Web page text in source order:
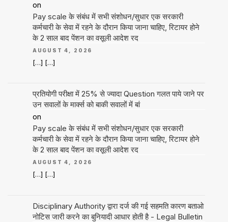
on
Pay scale के संबंध में सभी संशोधन/सुधार एक सरकारी
कर्मचारी के सेवा में रहने के दौरान किया जाना चाहिए, रिटायर होने
के 2 साल बाद पेंशन का वसूली आदेश रद
AUGUST 4, 2026
[…] […]
प्रतियोगी परीक्षा में 25% से ज्यादा Question गलत पाये जाने पर
उन सवालों के मार्क्स को बाकी सवालों में बां
on
Pay scale के संबंध में सभी संशोधन/सुधार एक सरकारी
कर्मचारी के सेवा में रहने के दौरान किया जाना चाहिए, रिटायर होने
के 2 साल बाद पेंशन का वसूली आदेश रद
AUGUST 4, 2026
[…] […]
Disciplinary Authority द्वारा दर्ज की गई सहमति कारण बताओ
नोटिस जारी करने का बुनियादी आधार होती है - Legal Bulletin